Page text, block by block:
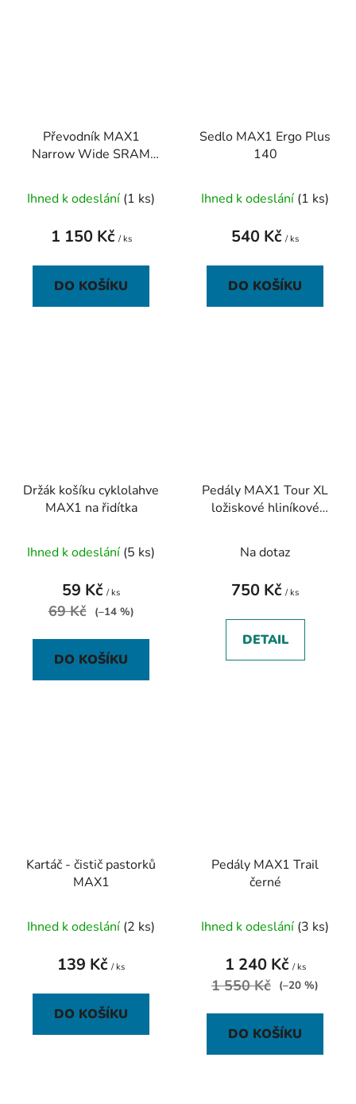
Převodník MAX1
Narrow Wide SRAM
Ihned k odeslání (1 ks)
1 150 Kč / ks
DO KOŠÍKU
Sedlo MAX1 Ergo Plus
140
Ihned k odeslání (1 ks)
540 Kč / ks
DO KOŠÍKU
Držák košíku cyklolahve
MAX1 na řidítka
Ihned k odeslání (5 ks)
59 Kč / ks
69 Kč (–14 %)
DO KOŠÍKU
Pedály MAX1 Tour XL
ložiskové hliníkové
Na dotaz
750 Kč / ks
DETAIL
Kartáč - čistič pastorků
MAX1
Ihned k odeslání (2 ks)
139 Kč / ks
DO KOŠÍKU
Pedály MAX1 Trail
černé
Ihned k odeslání (3 ks)
1 240 Kč / ks
1 550 Kč (–20 %)
DO KOŠÍKU